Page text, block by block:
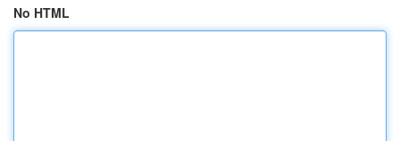
No HTML